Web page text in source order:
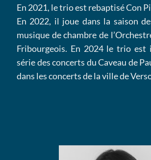
En 2021, le trio est rebaptisé Con
En 2022, il joue dans la saison
musique de chambre de
Fribourgeois. En 2024 le trio est
série des concerts du Caveau de
dans les concerts de la ville de